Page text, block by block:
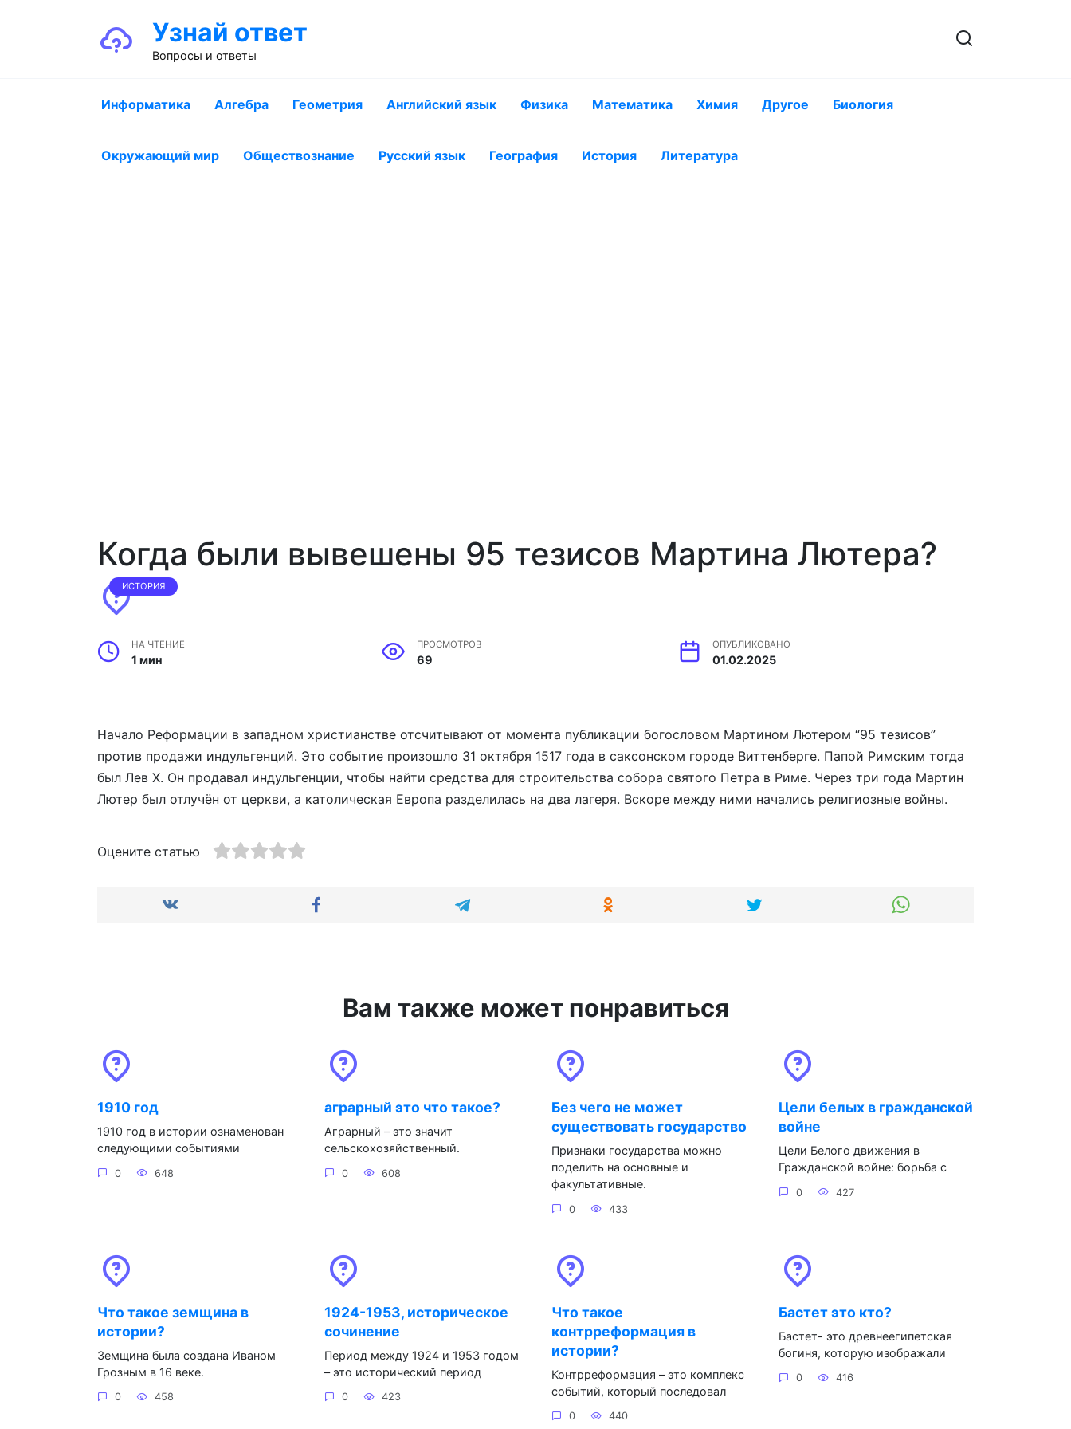
Узнай ответ
Вопросы и ответы
Информатика Алгебра Геометрия Английский язык Физика Математика Химия Другое Биология
Окружающий мир Обществознание Русский язык География История Литература
Когда были вывешены 95 тезисов Мартина Лютера?
ИСТОРИЯ
НА ЧТЕНИЕ
1 мин
ПРОСМОТРОВ
69
ОПУБЛИКОВАНО
01.02.2025
Начало Реформации в западном христианстве отсчитывают от момента публикации богословом Мартином Лютером “95 тезисов”
против продажи индульгенций. Это событие произошло 31 октября 1517 года в саксонском городе Виттенберге. Папой Римским тогда
был Лев X. Он продавал индульгенции, чтобы найти средства для строительства собора святого Петра в Риме. Через три года Мартин
Лютер был отлучён от церкви, а католическая Европа разделилась на два лагеря. Вскоре между ними начались религиозные войны.
Оцените статью
Вам также может понравиться
1910 год
1910 год в истории ознаменован
следующими событиями
0 648
аграрный это что такое?
Аграрный – это значит
сельскохозяйственный.
0 608
Без чего не может
существовать государство
Признаки государства можно
поделить на основные и
факультативные.
0 433
Цели белых в гражданской
войне
Цели Белого движения в
Гражданской войне: борьба с
0 427
Что такое земщина в
истории?
Земщина была создана Иваном
Грозным в 16 веке.
0 458
1924-1953, историческое
сочинение
Период между 1924 и 1953 годом
– это исторический период
0 423
Что такое
контрреформация в
истории?
Контрреформация – это комплекс
событий, который последовал
0 440
Бастет это кто?
Бастет- это древнеегипетская
богиня, которую изображали
0 416